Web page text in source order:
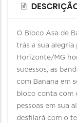
O Bloco Asa de
trás a sua alegria
Horizonte/MG
sucessos, as
com Banana em
bloco conta com
pessoas em sua
desfilará com o